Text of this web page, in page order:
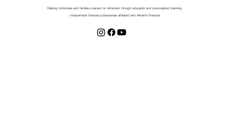
Helping individuals and families prepare for retirement through education and personalized planning.
Independent financial professionals affiliated with Allmerits Financial.